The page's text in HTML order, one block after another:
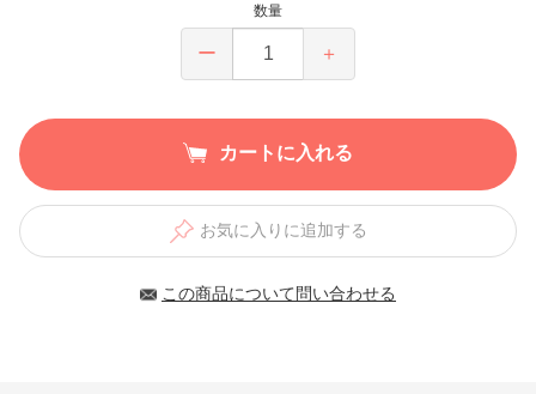
数量
ー ＋
カートに入れる
お気に入りに追加する
この商品について問い合わせる